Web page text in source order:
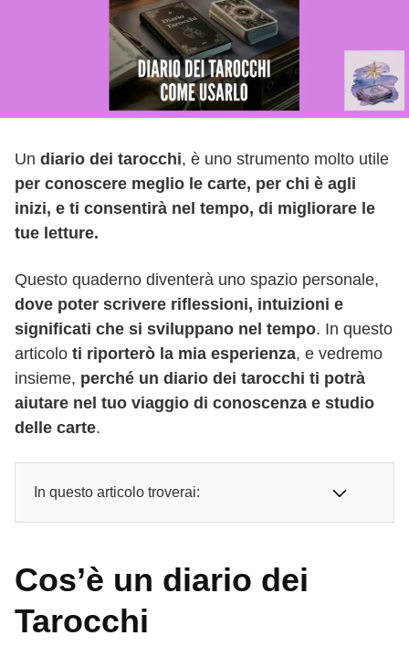
Un diario dei tarocchi, è uno strumento molto utile
per conoscere meglio le carte, per chi è agli
inizi, e ti consentirà nel tempo, di migliorare le
tue letture.
Questo quaderno diventerà uno spazio personale,
dove poter scrivere riflessioni, intuizioni e
significati che si sviluppano nel tempo. In questo
articolo ti riporterò la mia esperienza, e vedremo
insieme, perché un diario dei tarocchi ti potrà
aiutare nel tuo viaggio di conoscenza e studio
delle carte.
In questo articolo troverai:
Cos’è un diario dei
Tarocchi